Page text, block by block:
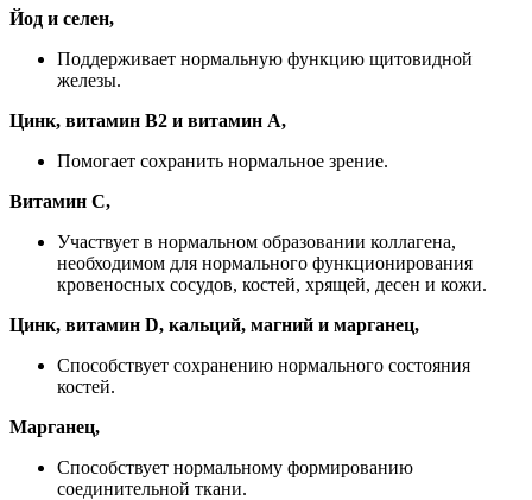
Йод и селен,
Поддерживает нормальную функцию щитовидной
железы.
Цинк, витамин B2 и витамин A,
Помогает сохранить нормальное зрение.
Витамин C,
Участвует в нормальном образовании коллагена,
необходимом для нормального функционирования
кровеносных сосудов, костей, хрящей, десен и кожи.
Цинк, витамин D, кальций, магний и марганец,
Способствует сохранению нормального состояния
костей.
Марганец,
Способствует нормальному формированию
соединительной ткани.